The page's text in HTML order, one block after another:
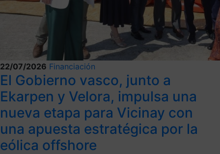
22/07/2026 Financiación
El Gobierno vasco, junto a
Ekarpen y Velora, impulsa una
nueva etapa para Vicinay con
una apuesta estratégica por la
eólica offshore